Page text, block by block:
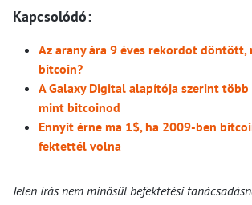
Kapcsolódó:
Az arany ára 9 éves rekordot döntött,
bitcoin?
A Galaxy Digital alapítója szerint több
mint bitcoinod
Ennyit érne ma 1$, ha 2009-ben
fektettél volna
Jelen írás nem minősül befektetési